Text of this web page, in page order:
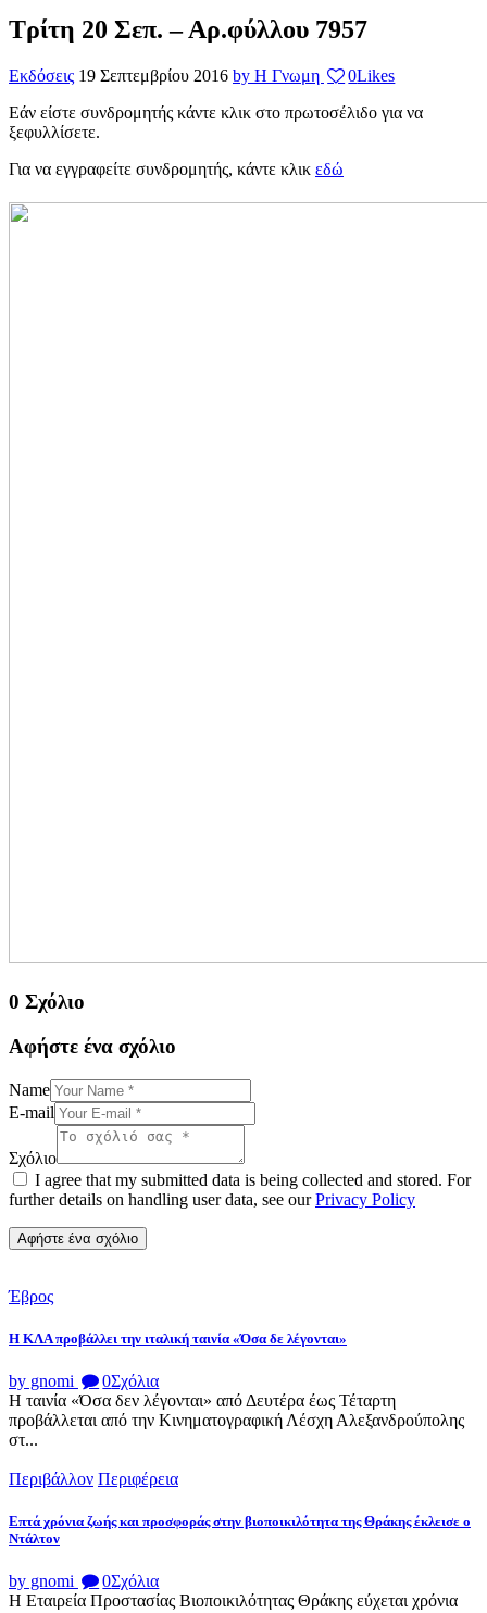
Τρίτη 20 Σεπ. – Αρ.φύλλου 7957
Εκδόσεις 19 Σεπτεμβρίου 2016 by Η Γνωμη 0Likes
Εάν είστε συνδρομητής κάντε κλικ στο πρωτοσέλιδο για να
ξεφυλλίσετε.
Για να εγγραφείτε συνδρομητής, κάντε κλικ εδώ
0 Σχόλιο
Αφήστε ένα σχόλιο
Name
E-mail
Σχόλιο
I agree that my submitted data is being collected and stored. For
further details on handling user data, see ourPrivacy Policy
Έβρος
Η ΚΛΑ προβάλλει την ιταλική ταινία «Όσα δε λέγονται»
by gnomi 0Σχόλια
Η ταινία «Όσα δεν λέγονται» από Δευτέρα έως Τέταρτη
προβάλλεται από την Κινηματογραφική Λέσχη Αλεξανδρούπολης
στ...
Περιβάλλον Περιφέρεια
Επτά χρόνια ζωής και προσφοράς στην βιοποικιλότητα της Θράκης έκλεισε ο
Ντάλτον
by gnomi 0Σχόλια
Η Εταιρεία Προστασίας Βιοποικιλότητας Θράκης εύχεται χρόνια